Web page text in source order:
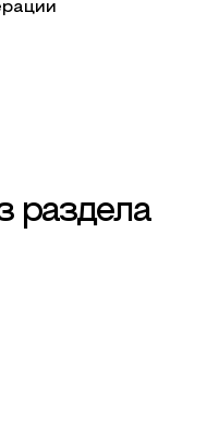
раздела